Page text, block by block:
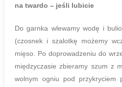
na twardo – jeśli lubicie
Do garnka wlewamy wodę i
(czosnek i szalotkę możemy
mięso. Po doprowadzeniu do
międzyczasie zbieramy szum z
wolnym ogniu pod przykryciem